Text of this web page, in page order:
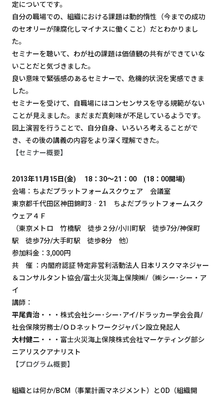
定についてです。
自分の職場での、組織における課題は動的惰性（今までの成功
のセオリーが陳腐化しマイナスに働くこと）だとわかりまし
た。
セミナーを聴いて、わが社の課題は価値観の共有ができていな
いことだと気づきました。
良い意味で緊張感のあるセミナーで、危機的状況を実感できま
した。
セミナーを受けて、自職場にはコンセンサスを守る規範がない
ことが見えました。まだまだ真剣味が不足しているようです。
図上演習を行うことで、自分自身、いろいろ考えることがで
き、その後の講義の内容をより深く理解できた。
【セミナー概要】
2013年11月15日(金)
18：30～21：00 (18：00開場)
会場：ちよだプラットフォームスクウェア 会議室
東京都千代田区神田錦町3‐21 ちよだプラットフォームスク
ウェア４Ｆ
（東京メトロ 竹橋駅 徒歩２分/小川町駅 徒歩7分/神保町
駅 徒歩7分/大手町駅 徒歩8分 他）
参加料金：3,000円
共 催 ：内閣府認証 特定非営利活動法人 日本リスクマネジャー
＆コンサルタント協会/富士火災海上保険㈱/（㈱シー･シー・ア
イ
講師：
平尾貴治・・・株式会社シー･シー･アイ/ドラッカー学会会員/
社会保険労務士/ＯＤネットワークジャパン設立発起人
大村健二・・・富士火災海上保険株式会社マーケティング部シ
ニアリスクアナリスト
【プログラム概要】
組織とは何か/BCM（事業計画マネジメント）とOD（組織開